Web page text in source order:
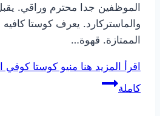
الموظفين جدا محترم وراقي. يقبل
والماستركارد. يعرف كوستا
الممتازة. قهوة…
اقرأ المزيد هنا منيو كوستا كوفي
كاملة